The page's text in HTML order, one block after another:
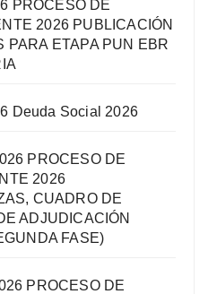
PROCESO DE
2026 PUBLICACIÓN
PARA ETAPA PUN EBR
Deuda Social 2026
PROCESO DE
2026
CUADRO DE
ADJUDICACIÓN
FASE)
PROCESO DE